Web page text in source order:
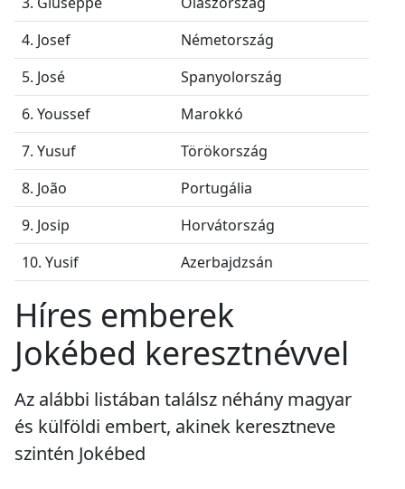
4. Josef
Németország
5. José
Spanyolország
6. Youssef
Marokkó
7. Yusuf
Törökország
8. João
Portugália
9. Josip
Horvátország
10. Yusif
Azerbajdzsán
Híres emberek
Jokébed keresztnévvel
Az alábbi listában találsz néhány magyar
és külföldi embert, akinek keresztneve
szintén Jokébed